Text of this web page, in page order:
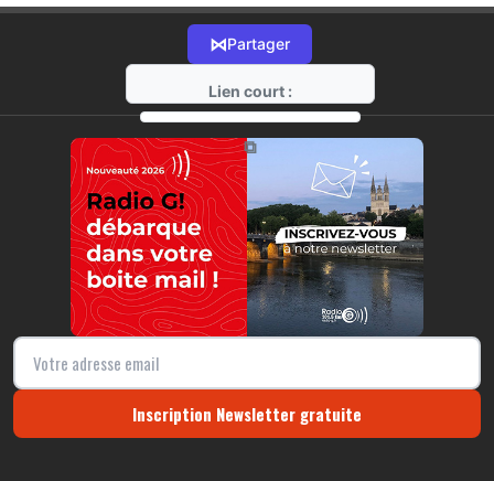
⋈Partager
Lien court :
https://radio-g.fr?17284
⧉
Inscription Newsletter gratuite